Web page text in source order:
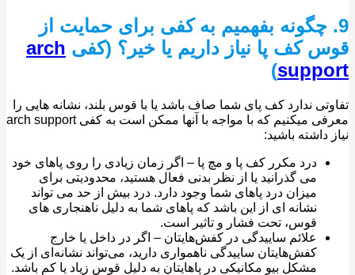
چگونه بفهمیم به کفی برای حمایت از
کف پا نیاز داریم یا خیر؟ (کفیarch
)
ندارد کف پای شما صاف باشد یا با قوس بلند، نشانه هایی را
معرفی میکنیم که با مواجه با آنها ممکن است به کفی arch support
داشته باشید:
درد مکرر کف پا و مچ پا – اگر زمان زیادی را روی پاهای خود
می گذرانید یا از نظر بدنی فعال هستید، محدودیتی برای
میزان درد پاهای شما وجود دارد. درد بیش از حد می تواند
نشانه ای از این باشد که پاهای شما به دلیل ناهنجاری های
قوس، تحت فشار و تاثیر است.
علائم ساییدگی در کفش‌هایتان – اگر در داخل یا خارج
کفش‌هایتان ساییدگی ناهمواری دارید، می‌تواند نشانه‌ای از یک
مشکل بیو مکانیکی در پاهایتان به دلیل قوس زیاد یا کم باشد.